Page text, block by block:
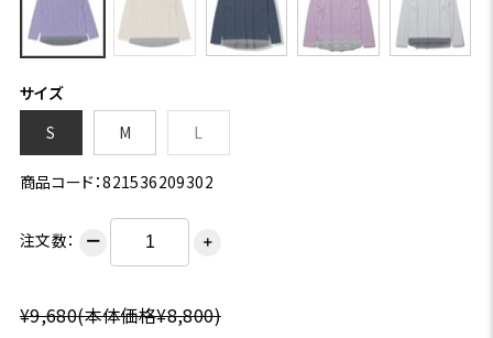
サイズ
S
M L
商品コード：821536209302
注文数： ー ＋
¥9,680(本体価格¥8,800)